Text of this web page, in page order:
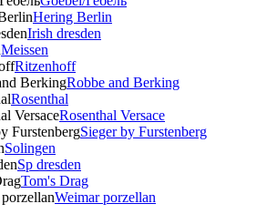
Hering Berlin
Irish dresden
Meissen
Ritzenhoff
Robbe and Berking
Rosenthal
Rosenthal Versace
Sieger by Furstenberg
Solingen
Sp dresden
Tom's Drag
Weimar porzellan